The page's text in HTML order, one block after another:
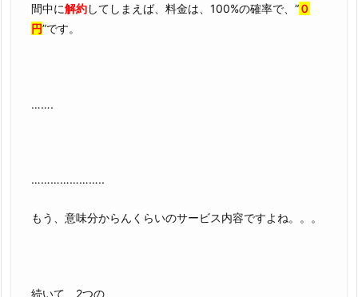
間中に解約してしまえば、料金は、100%の確率で、“０
円”です。
…….
…………………..
もう、意味分からんくらいのサービス内容ですよね。。。
続いて、2つの、